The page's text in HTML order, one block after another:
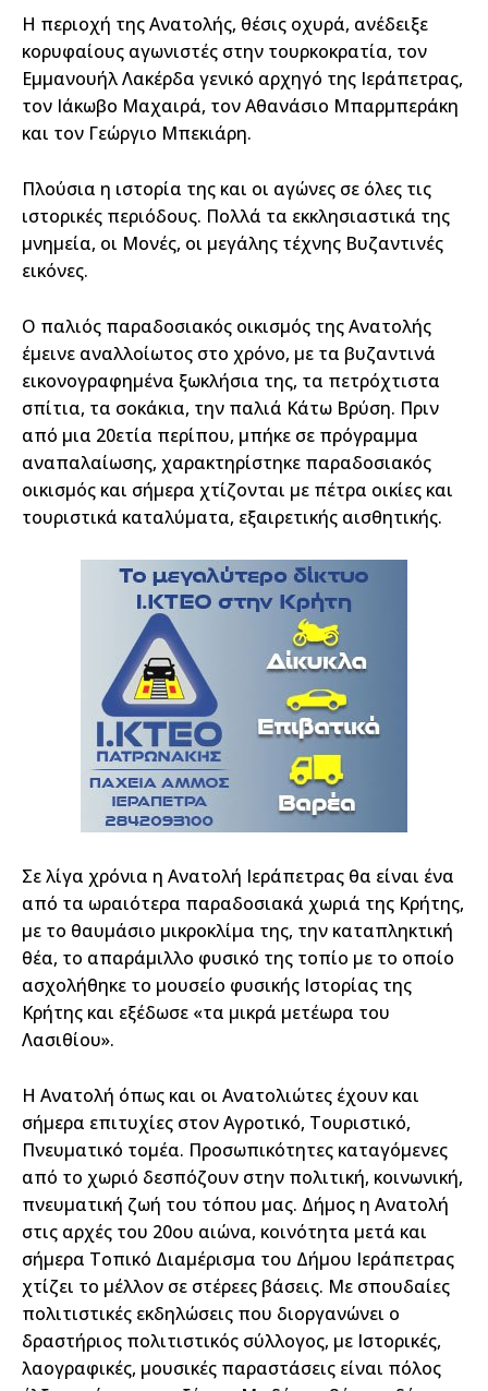
Η περιοχή της Ανατολής, θέσις οχυρά, ανέδειξε
κορυφαίους αγωνιστές στην τουρκοκρατία, τον
Εμμανουήλ Λακέρδα γενικό αρχηγό της Ιεράπετρας,
τον Ιάκωβο Μαχαιρά, τον Αθανάσιο Μπαρμπεράκη
και τον Γεώργιο Μπεκιάρη.
Πλούσια η ιστορία της και οι αγώνες σε όλες τις
ιστορικές περιόδους. Πολλά τα εκκλησιαστικά της
μνημεία, οι Μονές, οι μεγάλης τέχνης Βυζαντινές
εικόνες.
Ο παλιός παραδοσιακός οικισμός της Ανατολής
έμεινε αναλλοίωτος στο χρόνο, με τα βυζαντινά
εικονογραφημένα ξωκλήσια της, τα πετρόχτιστα
σπίτια, τα σοκάκια, την παλιά Κάτω Βρύση. Πριν
από μια 20ετία περίπου, μπήκε σε πρόγραμμα
αναπαλαίωσης, χαρακτηρίστηκε παραδοσιακός
οικισμός και σήμερα χτίζονται με πέτρα οικίες και
τουριστικά καταλύματα, εξαιρετικής αισθητικής.
Σε λίγα χρόνια η Ανατολή Ιεράπετρας θα είναι ένα
από τα ωραιότερα παραδοσιακά χωριά της Κρήτης,
με το θαυμάσιο μικροκλίμα της, την καταπληκτική
θέα, το απαράμιλλο φυσικό της τοπίο με το οποίο
ασχολήθηκε το μουσείο φυσικής Ιστορίας της
Κρήτης και εξέδωσε «τα μικρά μετέωρα του
Λασιθίου».
Η Ανατολή όπως και οι Ανατολιώτες έχουν και
σήμερα επιτυχίες στον Αγροτικό, Τουριστικό,
Πνευματικό τομέα. Προσωπικότητες καταγόμενες
από το χωριό δεσπόζουν στην πολιτική, κοινωνική,
πνευματική ζωή του τόπου μας. Δήμος η Ανατολή
στις αρχές του 20ου αιώνα, κοινότητα μετά και
σήμερα Τοπικό Διαμέρισμα του Δήμου Ιεράπετρας
χτίζει το μέλλον σε στέρεες βάσεις. Με σπουδαίες
πολιτιστικές εκδηλώσεις που διοργανώνει ο
δραστήριος πολιτιστικός σύλλογος, με Ιστορικές,
λαογραφικές, μουσικές παραστάσεις είναι πόλος